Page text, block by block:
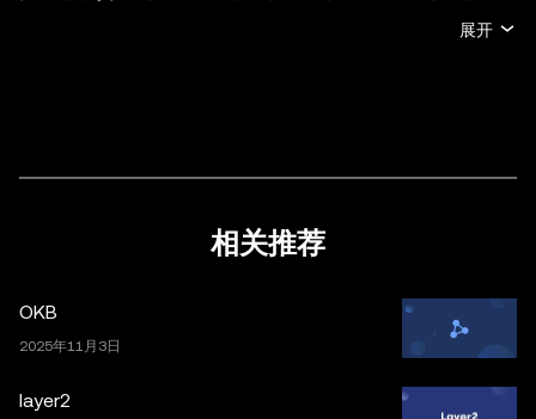
计、法律或税务建议。持有数字货币/数字资产 (包括稳定币
采取一切合理措施确保准确，但我们不对其中可能存在的任
何事实错误或遗漏承担任何责任。OKX Wallet 及相关服务
条款
展开
相关推荐
OKB
2025年11月3日
layer2